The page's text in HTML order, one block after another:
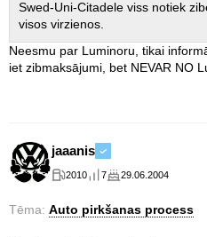
Swed-Uni-Citadele viss notiek
visos virzienos.
Neesmu par Luminoru, tikai
iet zibmaksājumi, bet NEVAR NO
jaaanis
2010 7 29.06.2004
Tēma: Auto pirkšanas process